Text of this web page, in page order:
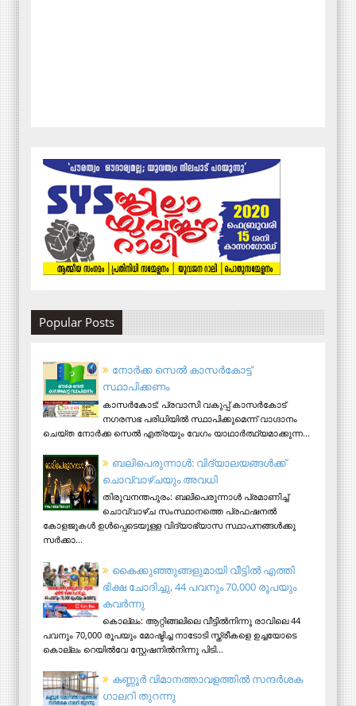
Popular Posts
നോര്‍ക്ക സെല്‍ കാസര്‍കോട്ട്
സ്ഥാപിക്കണം
കാസര്‍കോട്: പ്രവാസി വകുപ്പ് കാസര്‍കോട്
നഗരസഭ പരിധിയില്‍ സ്ഥാപിക്കുമെന്ന് വാഗ്ദാനം
ചെയ്ത നോര്‍ക്ക സെല്‍ എത്രയും വേഗം യാഥാര്‍ത്ഥ്യമാക്കുന്ന...
ബലിപെരുന്നാള്‍: വിദ്യാലയങ്ങള്‍ക്ക്
ചൊവ്വാഴ്ചയും അവധി
തിരുവനന്തപുരം: ബലിപെരുന്നാള്‍ പ്രമാണിച്ച്
ചൊവ്വാഴ്ച സംസ്ഥാനത്തെ പ്രഫഷനല്‍
കോളജുകള്‍ ഉള്‍പ്പെടെയുള്ള വിദ്യാഭ്യാസ സ്ഥാപനങ്ങള്‍ക്കു
സര്‍ക്കാ...
കൈക്കുഞ്ഞുങ്ങളുമായി വീട്ടിൽ എത്തി
ഭിക്ഷ ചോദിച്ചു, 44 പവനും 70,000 രൂപയും
കവർന്നു
കൊല്ലം: ആറ്റിങ്ങലിലെ വീട്ടിൽനിന്നു രാവിലെ 44
പവനും 70,000 രൂപയും മോഷ്ടിച്ച നാടോടി സ്ത്രീകളെ ഉച്ചയോടെ
കൊല്ലം റെയിൽവേ സ്റ്റേഷനിൽനിന്നു പിടി...
ക​ണ്ണൂ​ർ വി​മാ​ന​ത്താ​വ​ള​ത്തി​ൽ സ​ന്ദ​ർ​ശ​ക
ഗാ​ല​റി തു​റ​ന്നു